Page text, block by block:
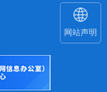
网站声明